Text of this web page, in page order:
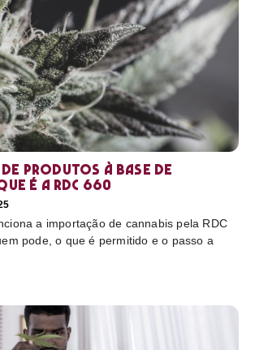
produtos à base de
é a RDC 660
a importação de cannabis pela RDC
pode, o que é permitido e o passo a